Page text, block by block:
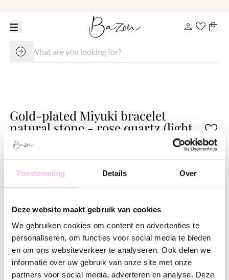
Toestemming Details Over
Deze website maakt gebruik van cookies
We gebruiken cookies om content en advertenties te
personaliseren, om functies voor social media te bieden
en om ons websiteverkeer te analyseren. Ook delen we
informatie over uw gebruik van onze site met onze
partners voor social media, adverteren en analyse. Deze
Gold-plated Miyuki bracelet
natural stone - rose quartz (light
pink)
€ 14.95
Variants:
Free shipping from €35
Shipping from €1.95
100% waterproof
Premium stainless steel
Description Feature SKU